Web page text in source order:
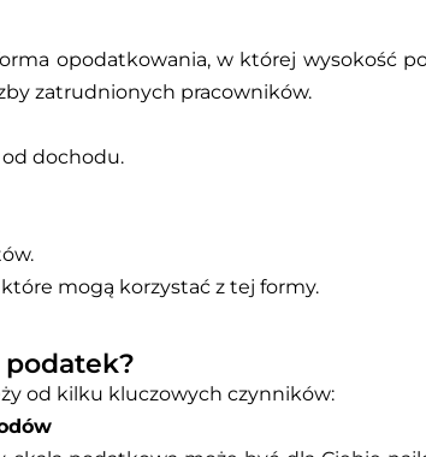
opodatkowania, w której wysokość
zatrudnionych pracowników.
od dochodu.
które mogą korzystać z tej formy.
od kilku kluczowych czynników: